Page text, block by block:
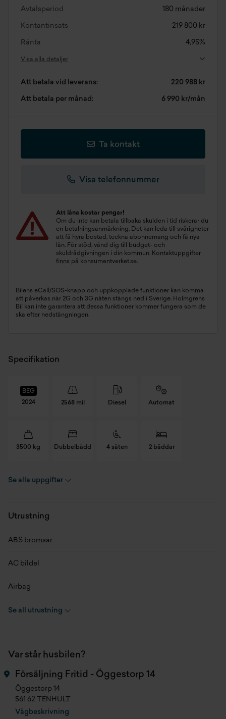
Avtalsperiod 180 månader
Kontantinsats 219 800 kr
Ränta 4,95%
Visa alla detaljer
Att betala vid leverans: 220 988 kr
Att betala per månad: 6 990 kr/mån
Ta kontakt
Visa telefonnummer
Att låna kostar pengar!
Om du inte kan betala tillbaka skulden i tid riskerar du
en betalningsanmärkning. Det kan leda till svårigheter
att få hyra bostad, teckna abonnemang och få nya
lån. För stöd, vänd dig till budget- och
skuldrådgivningen i din kommun. Kontaktuppgifter
finns på konsumentverket.se.
Bilens eCall/SOS-knapp och uppkopplade funktioner kan komma
att påverkas när 2G och 3G näten stängs ned i Sverige. Holmgrens
Bil kan inte garantera att dessa funktioner kommer fungera som de
ska efter nedstängningen.
Specifikation
BEG
2024
2568 mil Diesel Automat
3500 kg Dubbelbädd 4 säten 2 bäddar
Chassinummer
Växellåda
Drivmedel
Hästkrafter
Se alla uppgifter
Utrustning
ABS bromsar
AC bildel
Airbag
Aluminiumfälgar
Backkamera
Centrallås
Elhissar
Se all utrustning
Var står husbilen?
Försäljning Fritid - Öggestorp 14
Öggestorp 14
561 62 TENHULT
Vägbeskrivning